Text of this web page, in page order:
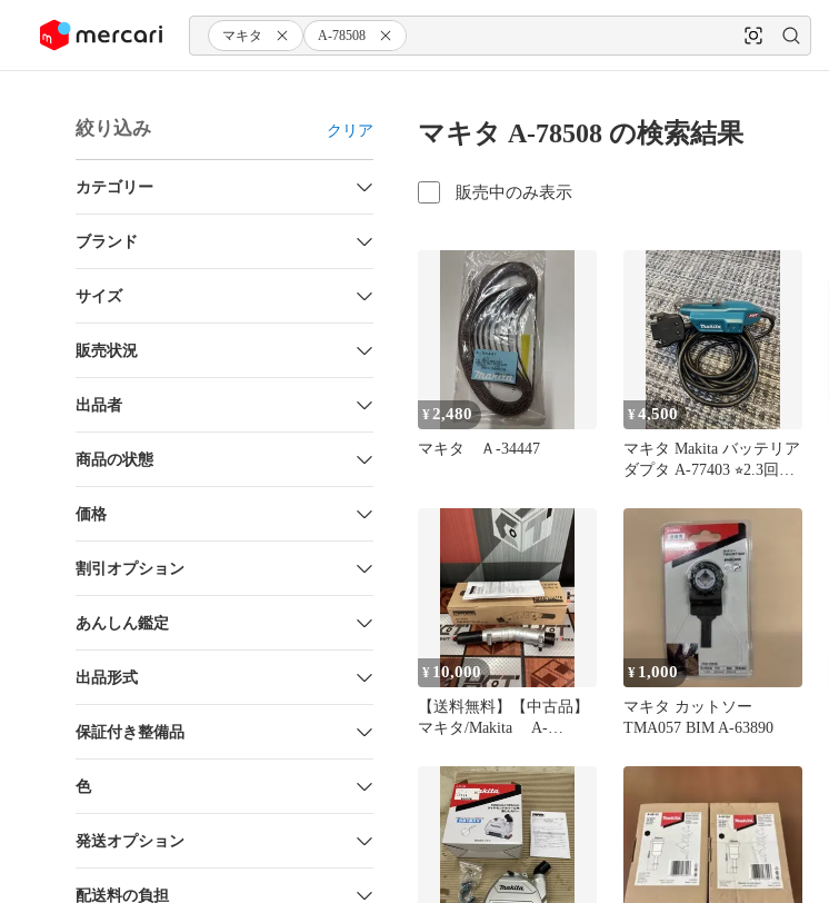
ツにスキップ マキタ A-78508
絞り込み クリア
カテゴリー
ブランド
サイズ
販売状況
出品者
商品の状態
価格
割引オプション
あんしん鑑定
出品形式
保証付き整備品
色
発送オプション
配送料の負担
マキタ A-78508 の検索結果
販売中のみ表示
¥ 2,480
マキタ Ａ-34447
¥4,500
マキタ Makita バッテリア
ダプタ A-77403 ⭐︎2.3回使
¥ 10,000
【送料無料】【中古品】
マキタ/Makita A-
チメント【ハンズクラフ
ト島根出雲】
¥ 1,000
マキタ カットソー
TMA057 BIM A-63890